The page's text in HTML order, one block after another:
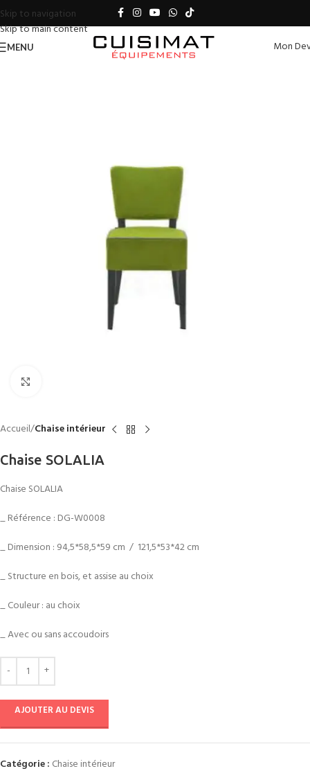
Skip to navigation
Skip to main content
MENU Mon
Accueil Chaise intérieur
Chaise SOLALIA
Chaise SOLALIA
_ Référence : DG-W0008
_ Dimension : 94,5*58,5*59 cm / 121,5*53*42 cm
_ Structure en bois, et assise au choix
_ Couleur : au choix
_ Avec ou sans accoudoirs
AJOUTER AU DEVIS
Catégorie : Chaise intérieur